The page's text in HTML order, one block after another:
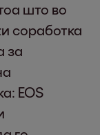
што во
соработка
за
EOS